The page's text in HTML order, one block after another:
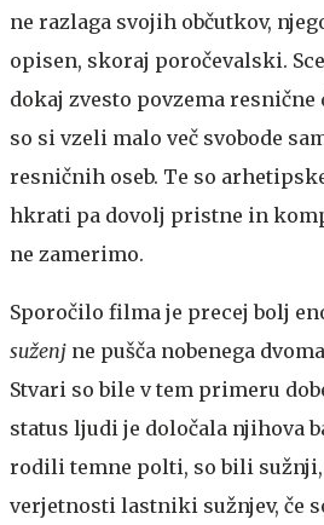
ne razlaga svojih občutkov,
opisen, skoraj poročevalski.
dokaj zvesto povzema
so si vzeli malo več svobode
resničnih oseb. Te so
hkrati pa dovolj pristne in
ne zamerimo.
Sporočilo filma je precej bolj
suženj ne pušča nobenega
Stvari so bile v tem primeru
status ljudi je določala njihova
rodili temne polti, so bili sužnji,
verjetnosti lastniki sužnjev, če